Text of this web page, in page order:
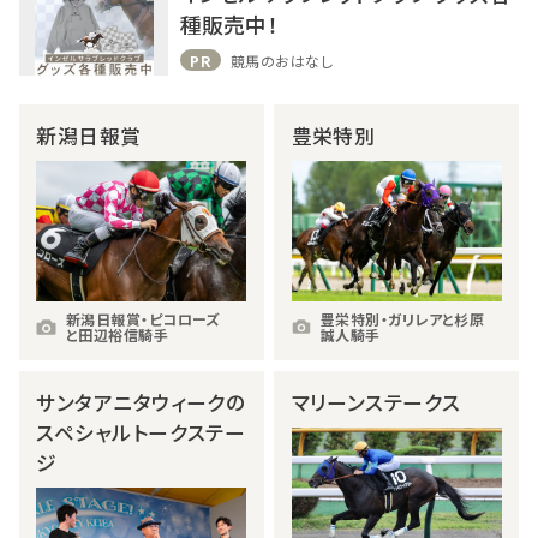
種販売中！
PR 競馬のおはなし
新潟日報賞
新潟日報賞・ピコローズ
と田辺裕信騎手
豊栄特別
豊栄特別・ガリレアと杉原
誠人騎手
サンタアニタウィークの
スペシャルトークステー
ジ
マリーンステークス